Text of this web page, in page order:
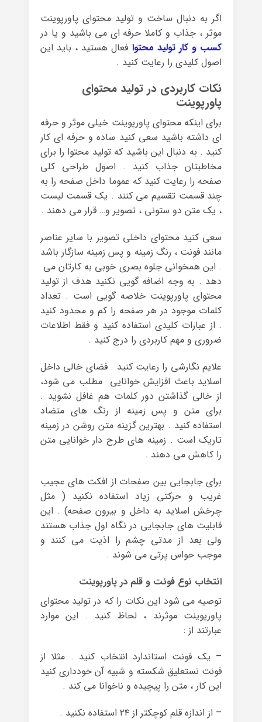
اگر به دنبال ساخت و تولید محتوای پاورپوینت
موثر ، جذاب و کاملا حرفه ای می باشید و یا در
کسب و کار تولید محتوا فعال هستید ، باید این
اصول کلیدی را رعایت کنید .
نکات کاربردی در تولید محتوای
پاورپوینت
برای اینکه محتوای پاورپوینت خیلی موثر و حرفه
ای داشته باشید سعی کنید ساده و حرفه ای کار
کنید . به دنبال این باشید که تولید محتوا را برای
مخاطبتان جذاب کنید . اصول طراحی کلی
صفحه را رعایت کنید که عموما داخل صفحه را به
چند قسمت تقسیم می کنند . یک قسمت لیست
، یک متن دو ستونی ، تصویر و… قرار می دهند .
سعی کنید محتوای داخلی تصویر با سایر عناصر
مانند فونت ، رنگ زمینه و پس زمینه سازگار باشد
. این همخوانی جلوه بصری خوبی به کارتان می
دهد . به وجه اضافه گویی نکنید هدف از تولید
محتوای پاورپوینت خلاصه گویی است . تعداد
کلمات موجود در هر صفحه را کم و محدود کنید
. از عبارات کلیدی استفاده کنید و فقط اطلاعات
ضروری و مهم کاربردی را درج کنید .
علایم نگارشی را رعایت کنید . فضای خالی داخل
اسلاید باعث افزایش خوانایی مطلب می شود،
از خالی گذاشتن دور کلمات هم غافل نشوید .
برای متن و پس زمینه از رنگ های متضاد
استفاده کنید . بهترین گزینه متن روشن در زمینه
تاریک است . زمینه های طرح دار خوانایی متن
را کاهش می دهند .
برای جابجایی بین صفحات از افکت های عجیب
غریب و حرکتی زیاد استفاده نکنید ( مثل
چرخش اسلاید به داخل و بیرون صفحه) . این
قابلیت های جابجایی در نگاه اول جذاب هستند
ولی بعد از مدتی چشم را اذیت می کنند و
موجب حواس پرتی می شوند .
انتخاب نوع فونت و قلم در پاورپوینت
توصیه می شود این نکات را که در تولید محتوای
پاورپوینت موثرند ، لحاظ کنید . این موارد
عبارتند از :
– یک فونت استاندارد انتخاب کنید . مثلا از
فونت نستعلیق شکسته و شبیه آن خودداری کنید
این کار ، متن را پیچیده و ناخوانا می کند .
– از اندازه قلم کوچکتر از ۲۴ استفاده نکنید .